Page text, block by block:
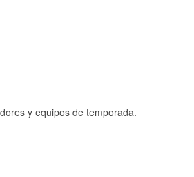
y equipos de temporada.